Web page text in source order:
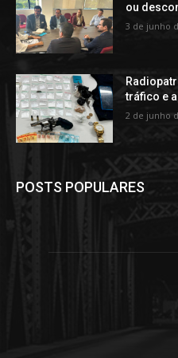
ou
3 de junho
tráfico e
2 de junho
POSTS POPULARES